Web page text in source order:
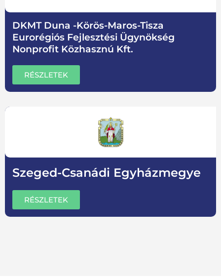
DKMT Duna -Körös-Maros-Tisza
Eurorégiós Fejlesztési Ügynökség
Nonprofit Közhasznú Kft.
RÉSZLETEK
Szeged-Csanádi Egyházmegye
RÉSZLETEK